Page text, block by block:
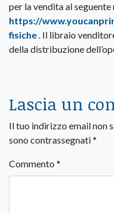
per la vendita al
https://
fisiche. Il libraio
della distribuzione
Lascia un
Il tuo indirizzo email non
sono contrassegnati*
Commento *